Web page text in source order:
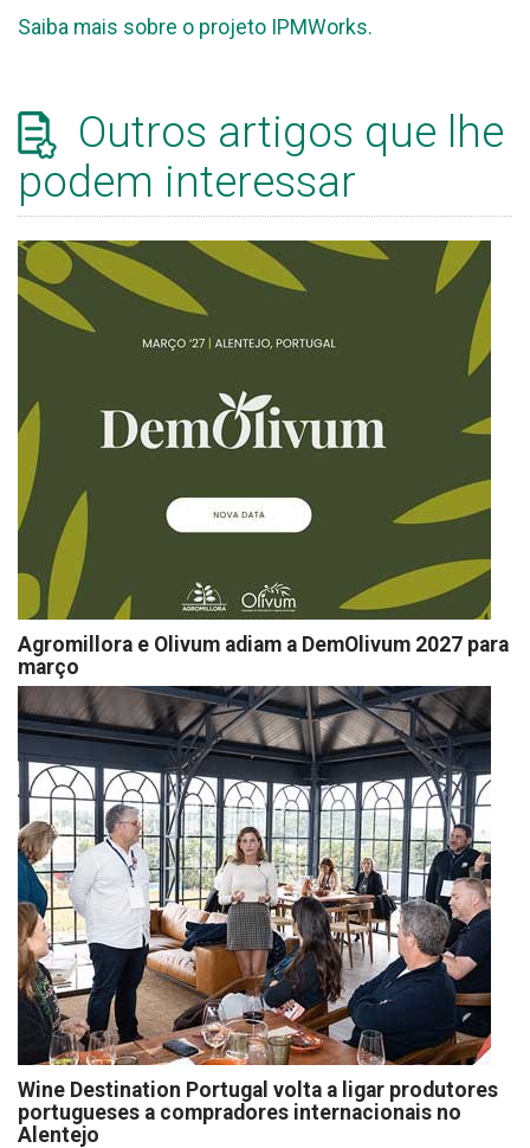
Saiba mais sobre o projeto IPMWorks.
Outros artigos que lhe
podem interessar
Agromillora e Olivum adiam a DemOlivum 2027 para
março
Wine Destination Portugal volta a ligar produtores
portugueses a compradores internacionais no
Alentejo